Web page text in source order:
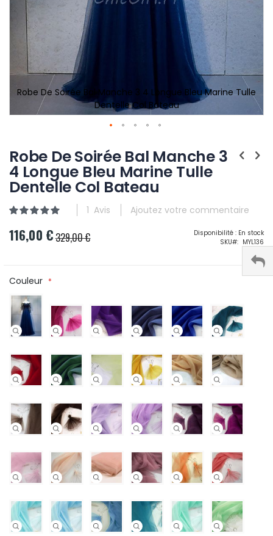
Robe De Soirée Bal Manche 3 4 Longue Bleu Marine Tulle
Dentelle Col Bateau
Robe De Soirée Bal Manche 3
4 Longue Bleu Marine Tulle
Dentelle Col Bateau
Évaluation:
1 Avis
Ajoutez votre commentaire
Prix
116,00 €329,00 € Disponibilité : En stock
SKU
MYL136
Couleur